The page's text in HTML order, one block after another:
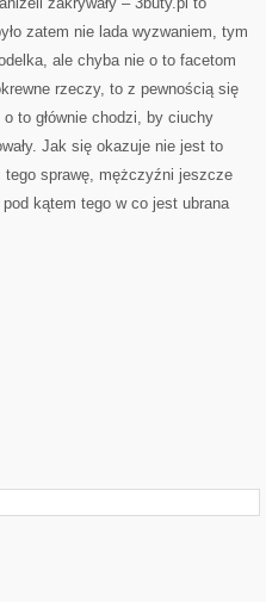
zatem nie lada wyzwaniem, tym
ale chyba nie o to facetom
rzeczy, to z pewnością się
to głównie chodzi, by ciuchy
Jak się okazuje nie jest to
tego sprawę, mężczyźni jeszcze
kątem tego w co jest ubrana